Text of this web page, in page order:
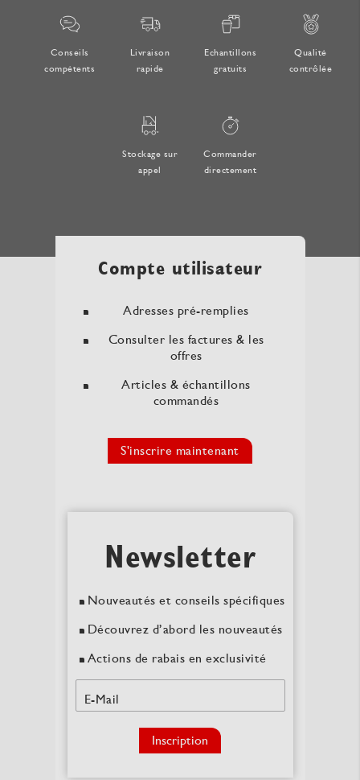
Conseils
compétents
Livraison
rapide
Echantillons
gratuits
Qualité
contrôlée
Stockage sur
appel
Commander
directement
Newsletter
Nouveautés et conseils spécifiques
Découvrez d’abord les nouveautés
Actions de rabais en exclusivité
E-Mail
Inscription
Compte utilisateur
Adresses pré-remplies
Consulter les factures & les
offres
Articles & échantillons
commandés
S'inscrire maintenant